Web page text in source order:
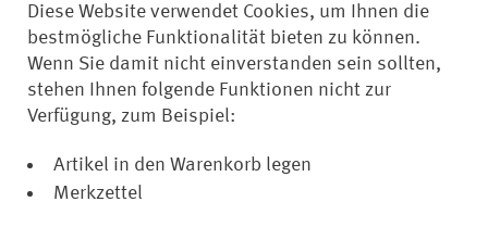
Einloggen mit Ihrer E-Mail-Adresse und Ihrem Passwort
Passwort vergessen?
Diese Website verwendet Cookies, um Ihnen die
bestmögliche Funktionalität bieten zu können.
Wenn Sie damit nicht einverstanden sein sollten,
stehen Ihnen folgende Funktionen nicht zur
Verfügung, zum Beispiel:
Artikel in den Warenkorb legen
Merkzettel